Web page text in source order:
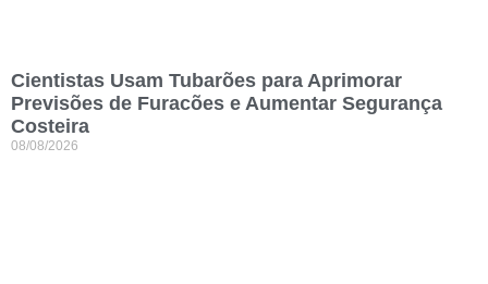
Cientistas Usam Tubarões para Aprimorar
Previsões de Furacões e Aumentar Segurança
Costeira
08/08/2026